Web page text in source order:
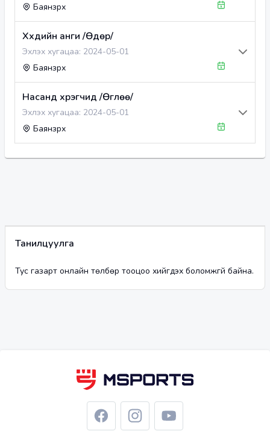
Танилцуулга
Тус газарт онлайн төлбөр тооцоо хийгдэх боломжгүй байна.
Баянзүрх
Хүүхдийн анги /Өдөр/
Эхлэх хугацаа: 2024-05-01
Баянзүрх
Насанд хүрэгчид /Өглөө/
Эхлэх хугацаа: 2024-05-01
Баянзүрх